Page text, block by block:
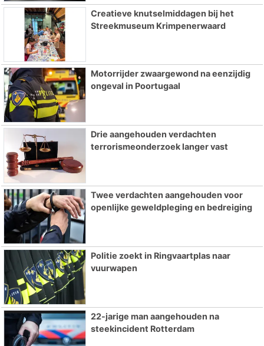
Creatieve knutselmiddagen bij het
Streekmuseum Krimpenerwaard
Motorrijder zwaargewond na eenzijdig
ongeval in Poortugaal
Drie aangehouden verdachten
terrorismeonderzoek langer vast
Twee verdachten aangehouden voor
openlijke geweldpleging en bedreiging
Politie zoekt in Ringvaartplas naar
vuurwapen
22-jarige man aangehouden na
steekincident Rotterdam